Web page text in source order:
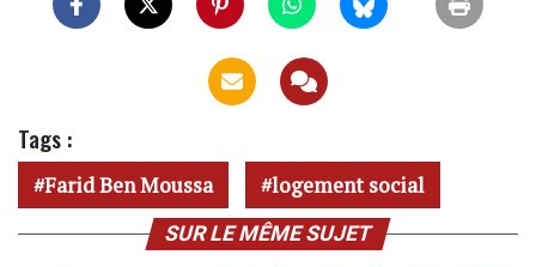
Tags :
Farid Ben Moussa logement social
SUR LE MÊME SUJET